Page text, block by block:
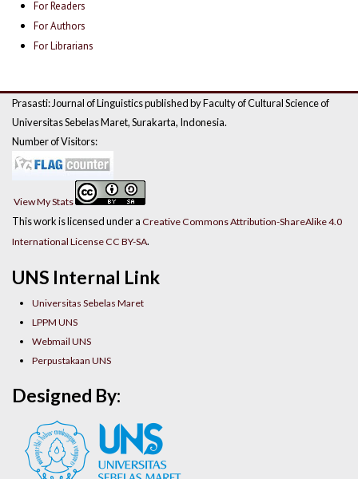
For Readers
For Authors
For Librarians
UNS Internal Link
Universitas Sebelas Maret
LPPM UNS
Webmail UNS
Perpustakaan UNS
Prasasti: Journal of Linguistics published by Faculty of Cultural Science of
Universitas Sebelas Maret, Surakarta, Indonesia.
Number of Visitors:
View My Stats
This work is licensed under a Creative Commons Attribution-ShareAlike 4.0
International License CC BY-SA.
Designed By: